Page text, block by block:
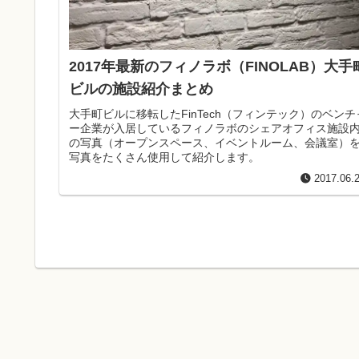
2017年最新のフィノラボ（FINOLAB）大手町
ビルの施設紹介まとめ
大手町ビルに移転したFinTech（フィンテック）のベンチ
ー企業が入居しているフィノラボのシェアオフィス施設内
の写真（オープンスペース、イベントルーム、会議室）を
写真をたくさん使用して紹介します。